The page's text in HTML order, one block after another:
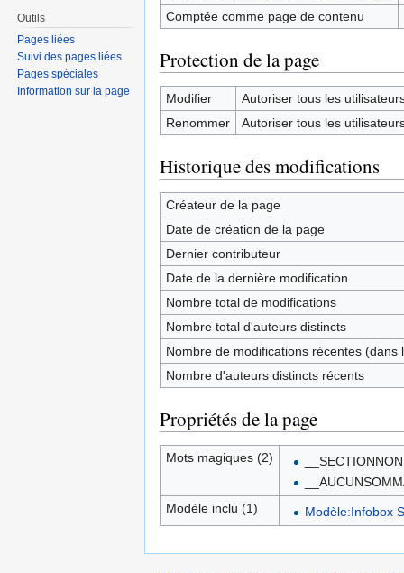
Comptée comme page de contenu
Protection de la page
Modifier
Autoriser tous les
Renommer
Autoriser tous les
Historique des modifications
Créateur de la page
Date de création de la page
Dernier contributeur
Date de la dernière modification
Nombre total de modifications
Nombre total d'auteurs distincts
Nombre de modifications récentes (dans
Nombre d'auteurs distincts récents
Propriétés de la page
Mots magiques (2)
Modèle inclu (1)
Modèle:Infobox
Outils
Pages liées
Suivi des pages liées
Pages spéciales
Information sur la page